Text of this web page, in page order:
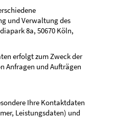
und Verwaltung des
8a, 50670 Köln,
erfolgt zum Zweck der
Anfragen und Aufträgen
Ihre Kontaktdaten
Leistungsdaten) und